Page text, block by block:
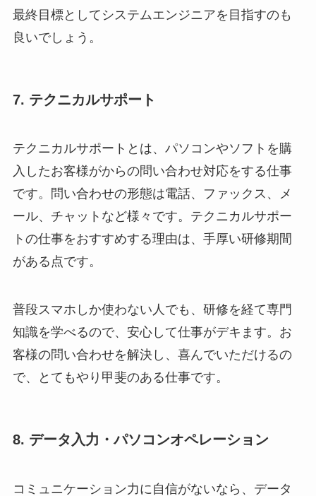
最終目標としてシステムエンジニアを目指すのも
良いでしょう。
7. テクニカルサポート
テクニカルサポートとは、パソコンやソフトを購
入したお客様がからの問い合わせ対応をする仕事
です。問い合わせの形態は電話、ファックス、メ
ール、チャットなど様々です。テクニカルサポー
トの仕事をおすすめする理由は、手厚い研修期間
がある点です。
普段スマホしか使わない人でも、研修を経て専門
知識を学べるので、安心して仕事がデキます。お
客様の問い合わせを解決し、喜んでいただけるの
で、とてもやり甲斐のある仕事です。
8. データ入力・パソコンオペレーション
コミュニケーション力に自信がないなら、データ